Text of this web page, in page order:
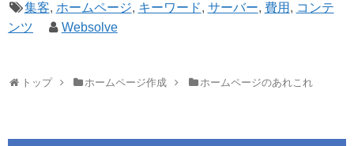
集客, ホームページ, キーワード, サーバー, 費用 , コンテ
ンツ
Websolve
トップ ホームページ作成 ホームページのあれこれ